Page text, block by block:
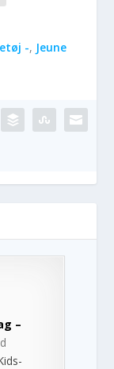
-, Jeune
–